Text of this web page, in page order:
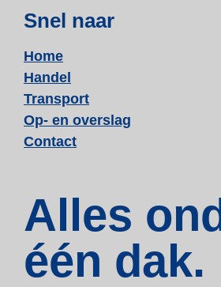
Snel naar
Home
Handel
Transport
Op- en overslag
Contact
Alles
één dak.